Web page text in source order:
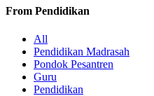
From Pendidikan
All
Pendidikan Madrasah
Pondok Pesantren
Guru
Pendidikan